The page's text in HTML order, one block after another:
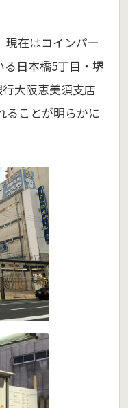
現在はコインパー
る日本橋5丁目・堺
大阪恵美須支店
ることが明らかに